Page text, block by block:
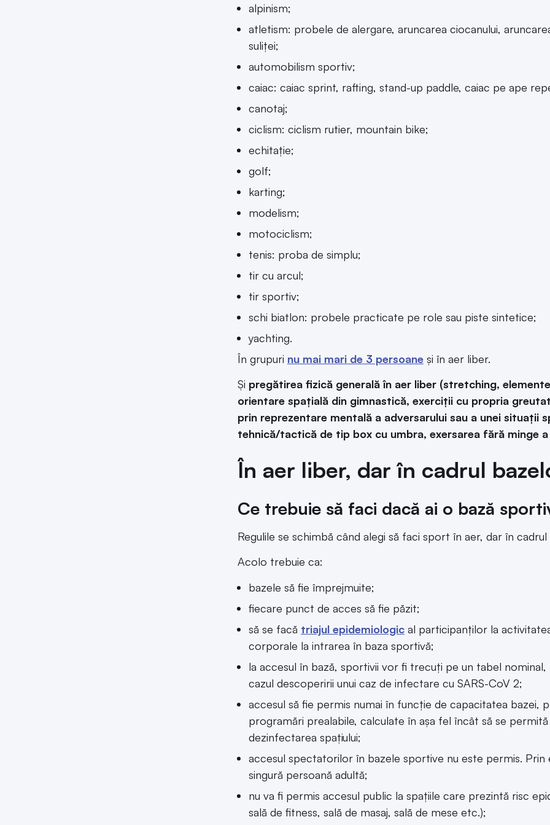
alpinism;
atletism: probele de alergare, aruncarea ciocanului,
suliței;
automobilism sportiv;
caiac: caiac sprint, rafting, stand-up paddle, caiac pe ape
canotaj;
ciclism: ciclism rutier, mountain bike;
echitație;
golf;
karting;
modelism;
motociclism;
tenis: proba de simplu;
tir cu arcul;
tir sportiv;
schi biatlon: probele practicate pe role sau piste sintetice;
yachting.
În grupuri nu mai mari de 3 persoane și în aer liber.
Și pregătirea fizică generală în aer liber (stretching,
orientare spațială din gimnastică, exerciții cu propria
prin reprezentare mentală a adversarului sau a unei situații
tehnică/tactică de tip box cu umbra, exersarea fără minge
În aer liber, dar în cadrul
Ce trebuie să faci dacă ai o bază
Regulile se schimbă când alegi să faci sport în aer, dar în
Acolo trebuie ca:
bazele să fie împrejmuite;
fiecare punct de acces să fie păzit;
să se facă triajul epidemiologic al participanților la
corporale la intrarea în baza sportivă;
la accesul în bază, sportivii vor fi trecuți pe un tabel
cazul descoperirii unui caz de infectare cu SARS-CoV 2;
accesul să fie permis numai în funcție de capacitatea bazei,
programări prealabile, calculate în așa fel încât să se
dezinfectarea spațiului;
accesul spectatorilor în bazele sportive nu este permis.
singură persoană adultă;
nu va fi permis accesul public la spațiile care prezintă risc
sală de fitness, sală de masaj, sală de mese etc.);